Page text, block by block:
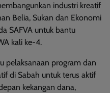
industri kreatif
Belia, Sukan dan Ekonomi
SAFVA untuk bantu
kali ke-4.
pelaksanaan program dan
di Sabah untuk terus aktif
kekangan dana,